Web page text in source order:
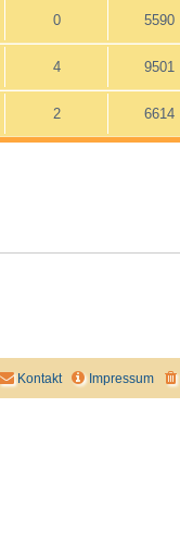
0 5590
4 9501
2 6614
Impressum
Kontakt